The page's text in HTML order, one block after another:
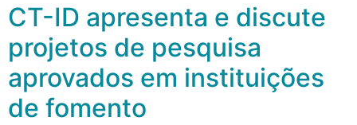
CT-ID apresenta e discute
projetos de pesquisa
aprovados em instituições
de fomento